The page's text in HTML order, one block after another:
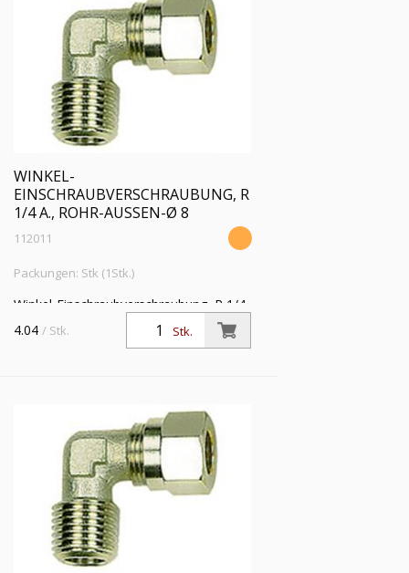
WINKEL-
EINSCHRAUBVERSCHRAUBUNG, R
1/4 A., ROHR-AUSSEN-Ø 8
112011
Packungen: Stk (1Stk.)
Winkel-Einschraubverschraubung, R 1/4
a., Rohr-Außen-Ø 8 mm, SW 11,
Betriebsdruck max. 60 bar, Temperatur
Stk.
4.04 / Stk.